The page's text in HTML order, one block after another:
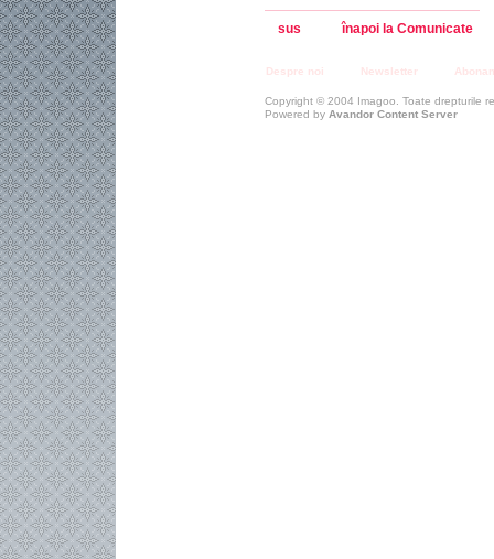
sus înapoi la Comunicate
Despre noi Newsletter
Copyright © 2004 Imagoo. Toate drepturile
Powered by Avandor Content Server